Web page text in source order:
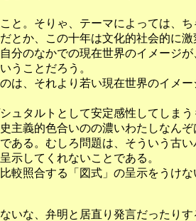
。そりゃ、テーマによっては、
か、この十年は文化的社会的に
のなかでの現在世界のイメージ
うことだろう。
、それより若い現在世界のイメ
タルトとして安定感性してしま
義的色合いのの濃いわたしなん
る。むしろ問題は、そういう古
示してくれないことである。
照合する「図式」の呈示をうけ
な、弁明と居直り発言だったりす